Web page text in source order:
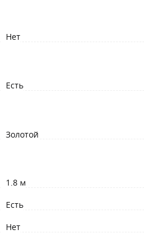
Нет
Есть
Золотой
1.8 м
Есть
Нет